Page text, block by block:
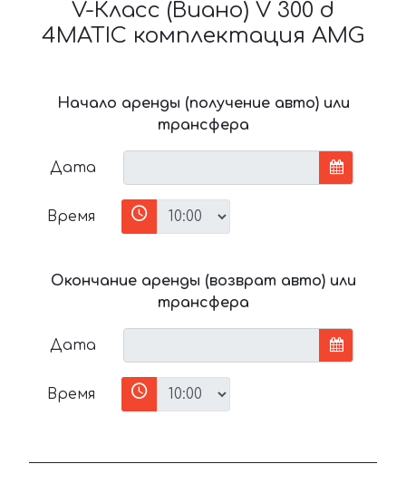
V-Класс (Виано) V 300 d
4MATIC комплектация AMG
Начало аренды (получение авто) или
трансфера
Дата
Время
Окончание аренды (возврат авто) или
трансфера
Дата
Время